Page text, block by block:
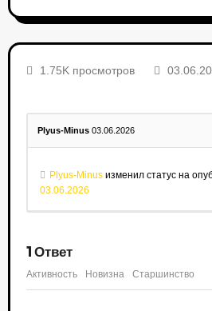
1.75K просмотров
Plyus-Minus 03.06.2026
Plyus-Minusизменил статус на
03.06.2026
1Ответ
Активность Новизна Старшинство